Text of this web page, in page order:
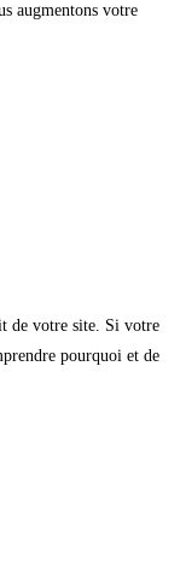
augmentons votre
de votre site. Si votre
pourquoi et de